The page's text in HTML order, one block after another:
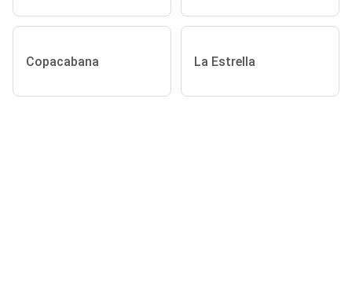
Copacabana La Estrella